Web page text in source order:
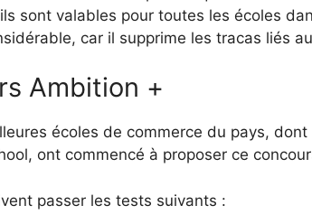
sont valables pour toutes les écoles
car il supprime les tracas liés
Ambition +
écoles de commerce du pays, dont
ont commencé à proposer ce
passer les tests suivants :